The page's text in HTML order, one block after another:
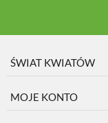
ŚWIAT KWIATÓW
MOJE KONTO